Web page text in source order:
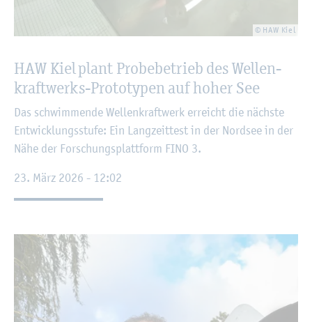
© HAW Kiel
HAW Kiel plant Pro­be­be­trieb des Wel­len­
kraft­werks-Pro­to­ty­pen auf hoher See
Das schwim­men­de Wel­len­kraft­werk er­reicht die nächs­te
Ent­wick­lungs­stu­fe: Ein Lang­zeit­test in der Nord­see in der
Nähe der For­schungs­platt­form FINO 3.
23. März 2026 - 12:02